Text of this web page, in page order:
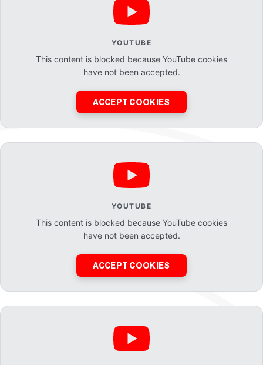
YOUTUBE
This content is blocked because YouTube cookies
have not been accepted.
ACCEPT COOKIES
YOUTUBE
This content is blocked because YouTube cookies
have not been accepted.
ACCEPT COOKIES